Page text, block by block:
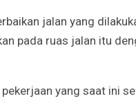
jalan yang
pada ruas jalan itu
yang saat ini